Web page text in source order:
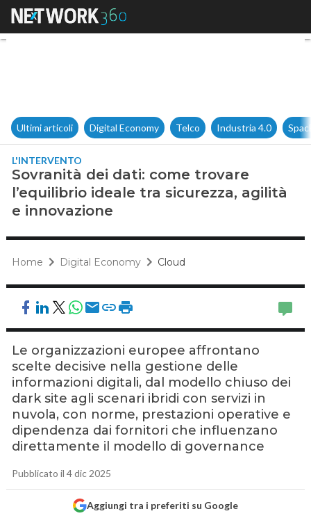
Sovranità dei dati: come
Ultimi articoli Digital Economy Telco Industria 4.0
L'INTERVENTO
Sovranità dei dati: come trovare
l’equilibrio ideale tra sicurezza, agilità
e innovazione
Home Digital Economy Cloud
Le organizzazioni europee affrontano
scelte decisive nella gestione delle
informazioni digitali, dal modello chiuso dei
dark site agli scenari ibridi con servizi in
nuvola, con norme, prestazioni operative e
dipendenza dai fornitori che influenzano
direttamente il modello di governance
Pubblicato il 4 dic 2025
Aggiungi tra i preferiti su Google